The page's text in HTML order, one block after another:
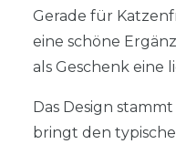
Gerade für
eine schöne
als Geschenk eine
Das Design
bringt den